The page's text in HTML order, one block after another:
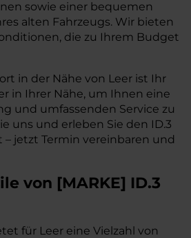
sowie einer bequemen
alten Fahrzeugs. Wir bieten
die zu Ihrem Budget
in der Nähe von Leer ist Ihr
in Ihrer Nähe, um Ihnen eine
und umfassenden Service zu
uns und erleben Sie den ID.3
– jetzt Termin vereinbaren und
von [MARKE] ID.3
für Leer eine Vielzahl von